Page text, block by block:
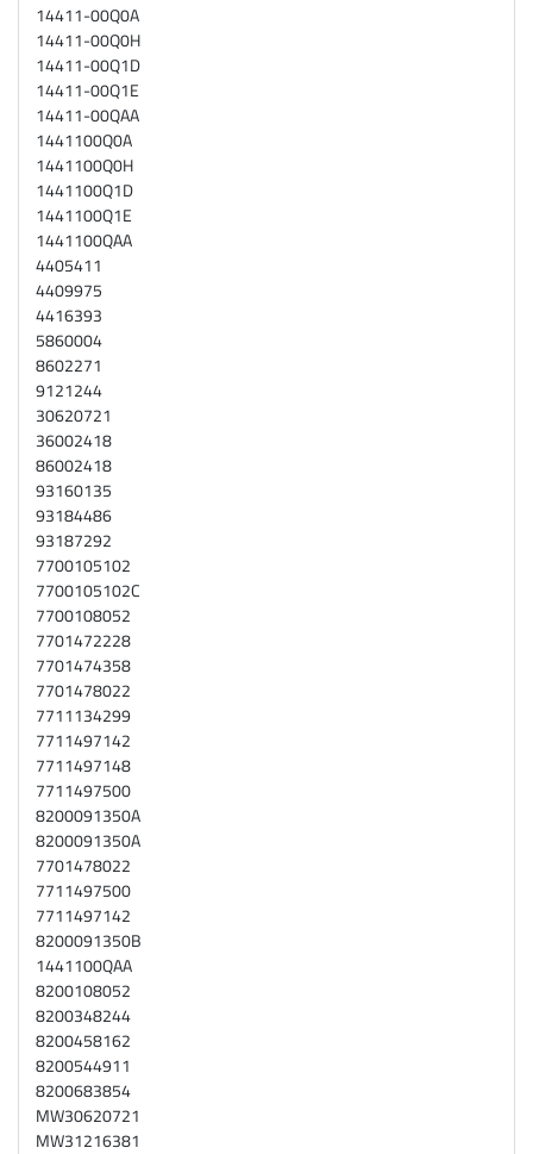
14411-00Q0A
14411-00Q0H
14411-00Q1D
14411-00Q1E
14411-00QAA
1441100Q0A
1441100Q0H
1441100Q1D
1441100Q1E
1441100QAA
4405411
4409975
4416393
5860004
8602271
9121244
30620721
36002418
86002418
93160135
93184486
93187292
7700105102
7700105102C
7700108052
7701472228
7701474358
7701478022
7711134299
7711497142
7711497148
7711497500
8200091350A
8200091350A
7701478022
7711497500
7711497142
8200091350B
1441100QAA
8200108052
8200348244
8200458162
8200544911
8200683854
MW30620721
MW31216381